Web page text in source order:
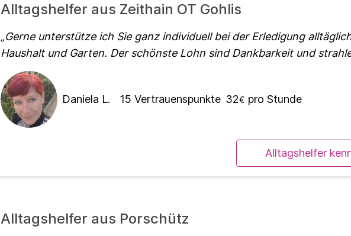
Alltagshelfer aus Zeithain OT Gohlis
Gerne unterstütze ich Sie ganz individuell bei der Erledigung
Haushalt und Garten. Der schönste Lohn sind Dankbarkeit und
Daniela L. 15 Vertrauenspunkte 32€ pro Stunde
Alltagshelfer
Alltagshelfer aus Porschütz